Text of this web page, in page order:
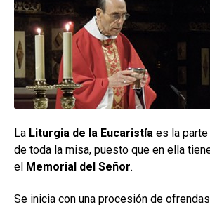
La Liturgia de la Eucaristía es la
de toda la misa, puesto que en ella
el Memorial del Señor.
Se inicia con una procesión de